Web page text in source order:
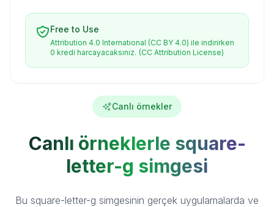
Free to Use
Attribution 4.0 International (CC BY 4.0) ile indirirken
0 kredi harcayacaksınız. (CC Attribution License)
Canlı örnekler
Canlı örneklerle square-
letter-g simgesi
Bu square-letter-g simgesinin gerçek uygulamalarda ve